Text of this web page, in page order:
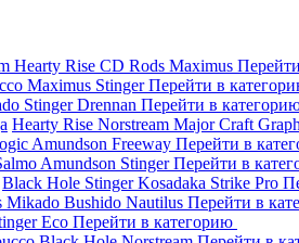
Hearty Rise CD Rods Maximus
Maximus StingerПерейти в
StingerDrennan Перейти в
Hearty Rise Norstream Major Craft
Amundson Freeway Перейти в
Amundson StingerПерейти в
Black Hole StingerKosadaka Strike Pro
Mikado Bushido Nautilus Перейти в
Eco Перейти в категорию